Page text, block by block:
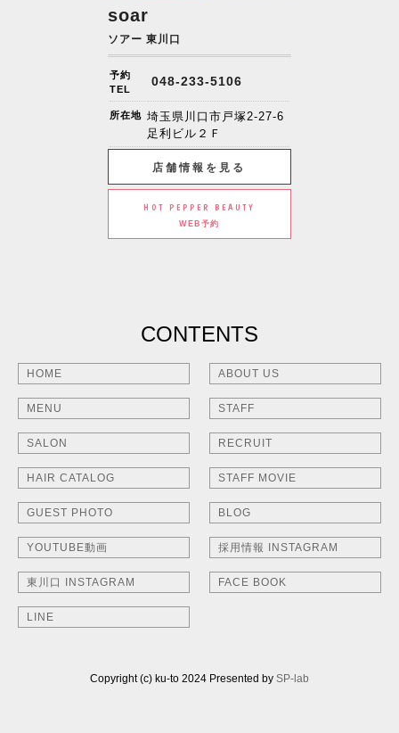
soar
ソアー 東川口
予約
TEL
048-233-5106
所在地 埼玉県川口市戸塚2-27-6
足利ビル２Ｆ
店舗情報を見る
HOT PEPPER BEAUTY
WEB予約
CONTENTS
HOME ABOUT US
MENU STAFF
SALON RECRUIT
HAIR CATALOG STAFF MOVIE
GUEST PHOTO BLOG
YOUTUBE動画 採用情報 INSTAGRAM
東川口 INSTAGRAM FACE BOOK
LINE
Copyright (c) ku-to 2024 Presented by SP-lab